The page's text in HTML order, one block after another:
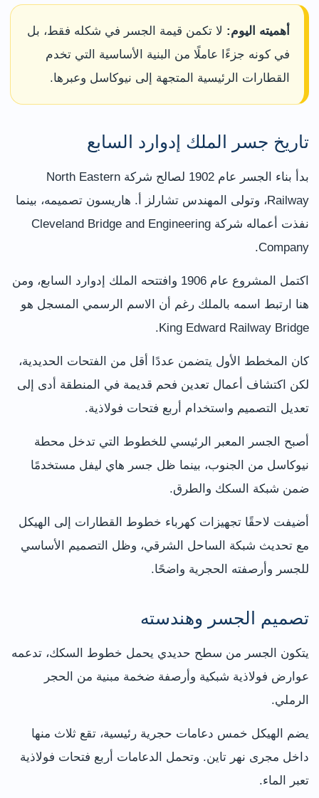
أهميته اليوم: لا تكمن قيمة الجسر في شكله فقط، بل
في كونه جزءًا عاملًا من البنية الأساسية التي تخدم
القطارات الرئيسية المتجهة إلى نيوكاسل وعبرها.
تاريخ جسر الملك إدوارد السابع
بدأ بناء الجسر عام 1902 لصالح شركة North Eastern
Railway، وتولى المهندس تشارلز أ. هاريسون تصميمه، بينما
نفذت أعماله شركة Cleveland Bridge and Engineering
Company.
اكتمل المشروع عام 1906 وافتتحه الملك إدوارد السابع، ومن
هنا ارتبط اسمه بالملك رغم أن الاسم الرسمي المسجل هو
King Edward Railway Bridge.
كان المخطط الأول يتضمن عددًا أقل من الفتحات الحديدية،
لكن اكتشاف أعمال تعدين فحم قديمة في المنطقة أدى إلى
تعديل التصميم واستخدام أربع فتحات فولاذية.
أصبح الجسر المعبر الرئيسي للخطوط التي تدخل محطة
نيوكاسل من الجنوب، بينما ظل جسر هاي ليفل مستخدمًا
ضمن شبكة السكك والطرق.
أضيفت لاحقًا تجهيزات كهرباء خطوط القطارات إلى الهيكل
مع تحديث شبكة الساحل الشرقي، وظل التصميم الأساسي
للجسر وأرصفته الحجرية واضحًا.
تصميم الجسر وهندسته
يتكون الجسر من سطح حديدي يحمل خطوط السكك، تدعمه
عوارض فولاذية شبكية وأرصفة ضخمة مبنية من الحجر
الرملي.
يضم الهيكل خمس دعامات حجرية رئيسية، تقع ثلاث منها
داخل مجرى نهر تاين. وتحمل الدعامات أربع فتحات فولاذية
تعبر الماء.